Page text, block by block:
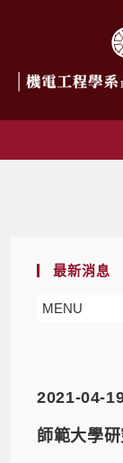
最新消息
MENU
2021-04-
師範大學